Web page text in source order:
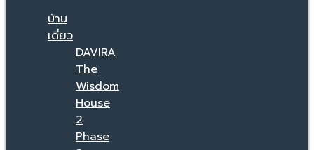
บ้าน
เดี่ยว
DAVIRA
The
Wisdom
House
2
Phase